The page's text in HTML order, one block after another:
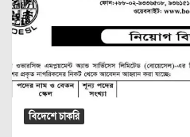
বিদেশে চাকরি